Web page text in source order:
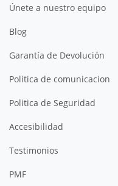
Únete a nuestro equipo
Blog
Garantía de Devolución
Politica de comunicacion
Politica de Seguridad
Accesibilidad
Testimonios
PMF